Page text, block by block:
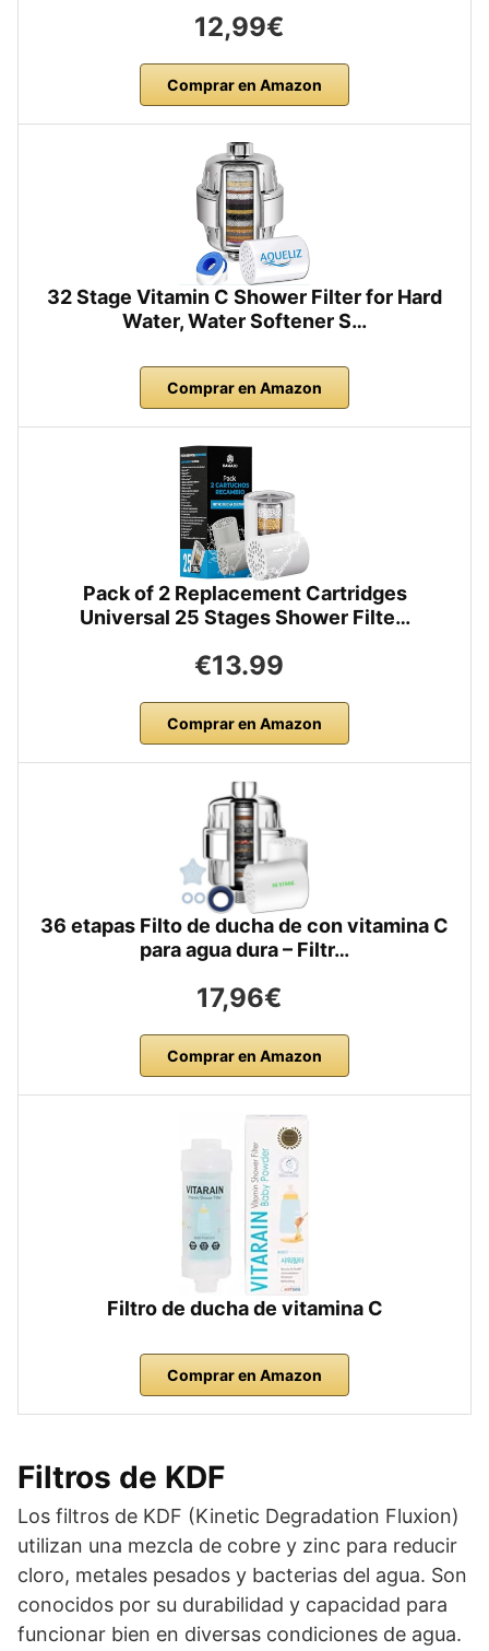
12,99€
Comprar en Amazon
32 Stage Vitamin C Shower Filter for Hard
Water, Water Softener S…
Comprar en Amazon
Pack of 2 Replacement Cartridges
Universal 25 Stages Shower Filte…
€13.99
Comprar en Amazon
36 etapas Filto de ducha de con vitamina C
para agua dura – Filtr…
17,96€
Comprar en Amazon
Filtro de ducha de vitamina C
Comprar en Amazon
Filtros de KDF
Los filtros de KDF (Kinetic Degradation Fluxion)
utilizan una mezcla de cobre y zinc para reducir
cloro, metales pesados y bacterias del agua. Son
conocidos por su durabilidad y capacidad para
funcionar bien en diversas condiciones de agua.